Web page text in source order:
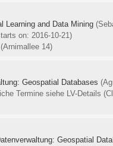
Learning and Data Mining
on: 2016-10-21)
14)
Geospatial Databases
Termine siehe LV-Details
Geospatial